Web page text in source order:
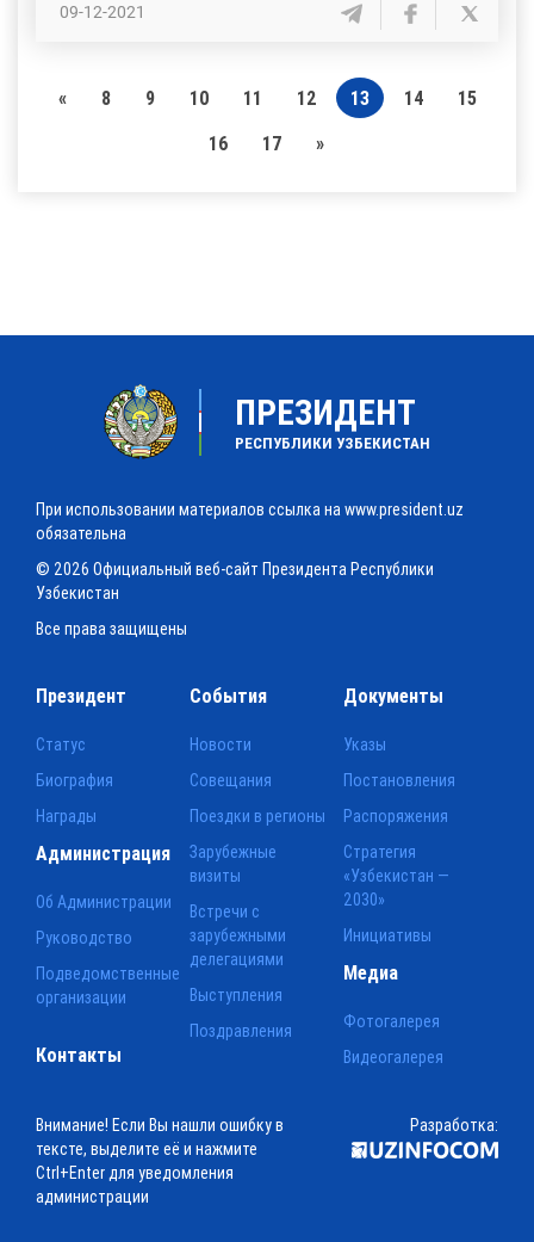
09-12-2021
« 8 9 10 11 12 13 14
15
16
17 »
ПРЕЗИДЕНТ
РЕСПУБЛИКИ УЗБЕКИСТАН
При использовании материалов ссылка на www.president.uz
обязательна
© 2026 Официальный веб-сайт Президента Республики
Узбекистан
Все права защищены
Президент
Статус
Биография
Награды
События
Новости
Совещания
Поездки в регионы
Зарубежные
визиты
Встречи с
зарубежными
делегациями
Выступления
Поздравления
Документы
Указы
Постановления
Распоряжения
Стратегия
«Узбекистан —
2030»
Инициативы
Администрация
Об Администрации
Руководство
Подведомственные
организации
Медиа
Фотогалерея
Видеогалерея
Контакты
Внимание! Если Вы нашли ошибку в
тексте, выделите её и нажмите
Ctrl+Enter для уведомления
администрации
Разработка: